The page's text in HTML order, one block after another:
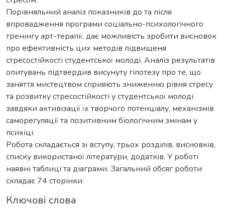
Порівняльний аналіз показників до та після
впровадження програми соціально-психологічного
тренінгу арт-терапії, дає можливість зробити висновок
про ефективність цих методів підвищеня
стресостійкості студентської молоді. Аналіз результатів
опитувань підтвердив висунуту гіпотезу про те, що
заняття мистецтвом сприяють зниженню рівня стресу
та розвитку стресостійкості у студентської молоді
завдяки активізації їх творчого потенціалу, механізмів
саморегуляції та позитивним біологічним змінам у
психіці.
Робота складається зі вступу, трьох розділів, висновків,
списку використаної літератури, додатків. У роботі
наявні таблиці та діаграми. Загальний обсяг роботи
складає 74 сторінки.
Ключові слова